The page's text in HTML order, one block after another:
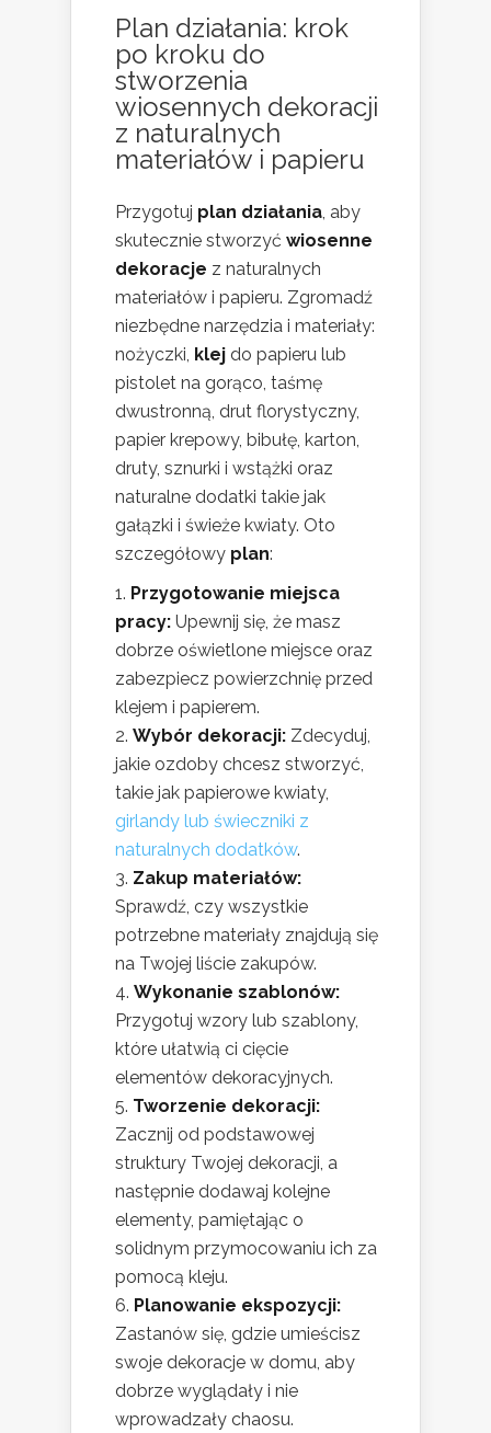
Plan działania: krok
po kroku do
stworzenia
wiosennych dekoracji
z naturalnych
materiałów i papieru
Przygotuj plan działania, aby
skutecznie stworzyć wiosenne
dekoracje z naturalnych
materiałów i papieru. Zgromadź
niezbędne narzędzia i materiały:
nożyczki, klej do papieru lub
pistolet na gorąco, taśmę
dwustronną, drut florystyczny,
papier krepowy, bibułę, karton,
druty, sznurki i wstążki oraz
naturalne dodatki takie jak
gałązki i świeże kwiaty. Oto
szczegółowy plan:
Przygotowanie miejsca
pracy: Upewnij się, że masz
dobrze oświetlone miejsce oraz
zabezpiecz powierzchnię przed
klejem i papierem.
Wybór dekoracji: Zdecyduj,
jakie ozdoby chcesz stworzyć,
takie jak papierowe kwiaty,
girlandy lub świeczniki z
naturalnych dodatków.
Zakup materiałów:
Sprawdź, czy wszystkie
potrzebne materiały znajdują się
na Twojej liście zakupów.
Wykonanie szablonów:
Przygotuj wzory lub szablony,
które ułatwią ci cięcie
elementów dekoracyjnych.
Tworzenie dekoracji:
Zacznij od podstawowej
struktury Twojej dekoracji, a
następnie dodawaj kolejne
elementy, pamiętając o
solidnym przymocowaniu ich za
pomocą kleju.
Planowanie ekspozycji:
Zastanów się, gdzie umieścisz
swoje dekoracje w domu, aby
dobrze wyglądały i nie
wprowadzały chaosu.